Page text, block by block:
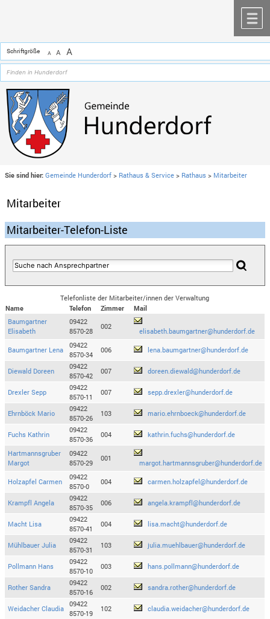
Schriftgröße A A A
Sie sind hier: Gemeinde Hunderdorf > Rathaus & Service > Rathaus > Mitarbeiter
Mitarbeiter
Mitarbeiter-Telefon-Liste
Telefonliste der Mitarbeiter/innen der Verwaltung
Name
Telefon Zimmer
Mail
Baumgartner
Elisabeth
09422
8570-28
002
elisabeth.baumgartner@hunderdorf.de
Baumgartner Lena
09422
8570-34
006 lena.baumgartner@hunderdorf.de
Diewald Doreen
09422
8570-42
007 doreen.diewald@hunderdorf.de
Drexler Sepp
09422
8570-11
007 sepp.drexler@hunderdorf.de
Ehrnböck Mario
09422
8570-26
103 mario.ehrnboeck@hunderdorf.de
Fuchs Kathrin
09422
8570-36
004 kathrin.fuchs@hunderdorf.de
Hartmannsgruber
Margot
09422
8570-29
001
margot.hartmannsgruber@hunderdorf.de
Holzapfel Carmen
09422
8570-0
004 carmen.holzapfel@hunderdorf.de
Krampfl Angela
09422
8570-35
006 angela.krampfl@hunderdorf.de
Macht Lisa
09422
8570-41
004 lisa.macht@hunderdorf.de
Mühlbauer Julia
09422
8570-31
103 julia.muehlbauer@hunderdorf.de
Pollmann Hans
09422
8570-10
003 hans.pollmann@hunderdorf.de
Rother Sandra
09422
8570-16
002 sandra.rother@hunderdorf.de
Weidacher Claudia
09422
8570-19
102 claudia.weidacher@hunderdorf.de